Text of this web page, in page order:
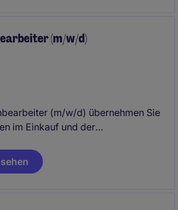
(m/w/d)
(m/w/d) übernehmen Sie
im Einkauf und der
und tragen Sie zur Optimierung